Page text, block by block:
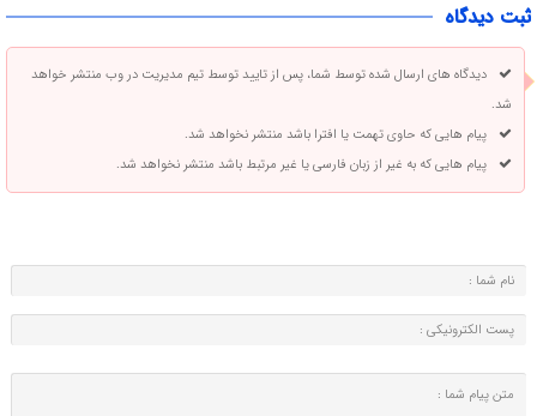
ثبت دیدگاه
دیدگاه های ارسال شده توسط شما، پس از تایید توسط تیم مدیریت در وب منتشر خواهد
شد.
پیام هایی که حاوی تهمت یا افترا باشد منتشر نخواهد شد.
پیام هایی که به غیر از زبان فارسی یا غیر مرتبط باشد منتشر نخواهد شد.